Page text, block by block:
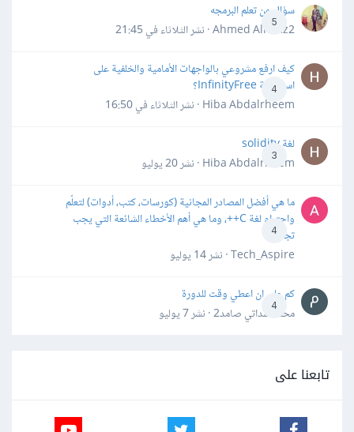
5
سؤال عن تعلم البرمجه
Ahmed Alhafiz2 · نشر
الثلاثاء في 21:45
4
كيف ارفع مشروعي بالواجهات الأمامية والخلفية على
استضافة InfinityFree؟
Hiba Abdalrheem · نشر
الثلاثاء في 16:50
3
لغة solidity
Hiba Abdalrheem · نشر
20 يوليو
4
ما هي أفضل المصادر المجانية (كورسات، كتب، أدوات) لتعلّم
واحترام لغة C++، وما هي أهم الأخطاء الشائعة التي يجب
تجنبها؟
Tech_Aspire · نشر
14 يوليو
4
كم علي ان اعطي وقت للدورة
محمد سداتي صامد2 · نشر
7 يوليو
تابعنا على